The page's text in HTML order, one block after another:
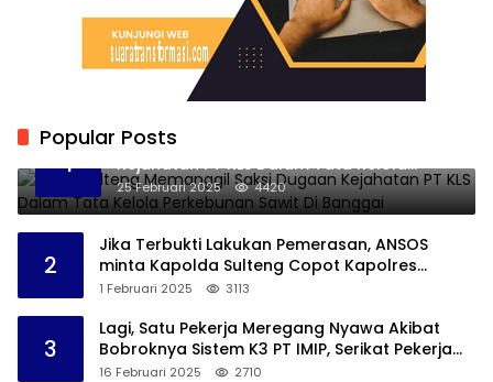
Popular Posts
1
Kejati Sulteng Memanggil Saksi Dugaan
Kejahatan PT KLS Dalam Tata Kelola
Perkebunan Sawit Di Banggai
25 Februari 2025 4420
2
Jika Terbukti Lakukan Pemerasan, ANSOS
minta Kapolda Sulteng Copot Kapolres
Bangkep
1 Februari 2025 3113
3
Lagi, Satu Pekerja Meregang Nyawa Akibat
Bobroknya Sistem K3 PT IMIP, Serikat Pekerja
Akan Lakukan Demo
16 Februari 2025 2710